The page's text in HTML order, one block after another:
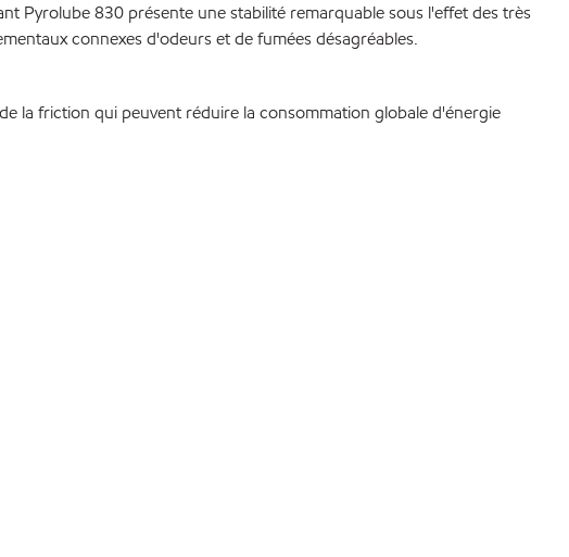
Pyrolube 830 présente une stabilité remarquable sous l'effet des très
connexes d'odeurs et de fumées désagréables.
la friction qui peuvent réduire la consommation globale d'énergie